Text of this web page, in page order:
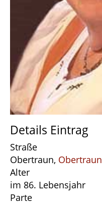
Details Eintrag
Straße
Obertraun, Obertraun
Alter
im 86. Lebensjahr
Parte